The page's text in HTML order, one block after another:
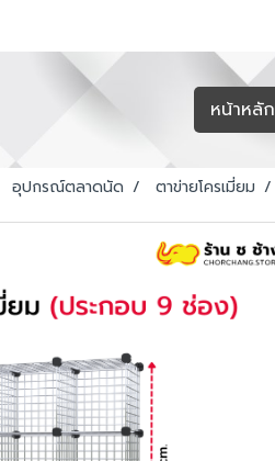
หน้าหลัก
อุปกรณ์ตลาดนัด ตาข่ายโครเมี่ยม